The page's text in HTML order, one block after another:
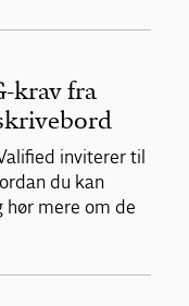
krav fra
inviterer til
du kan
hør mere om de